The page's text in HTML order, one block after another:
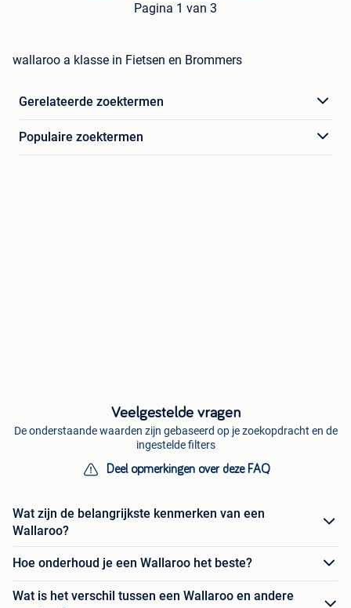
Pagina 1 van 3
wallaroo a klasse in Fietsen en Brommers
Gerelateerde zoektermen
Populaire zoektermen
Veelgestelde vragen
De onderstaande waarden zijn gebaseerd op je zoekopdracht en de
ingestelde filters
Deel opmerkingen over deze FAQ
Wat zijn de belangrijkste kenmerken van een
Wallaroo?
Hoe onderhoud je een Wallaroo het beste?
Wat is het verschil tussen een Wallaroo en andere